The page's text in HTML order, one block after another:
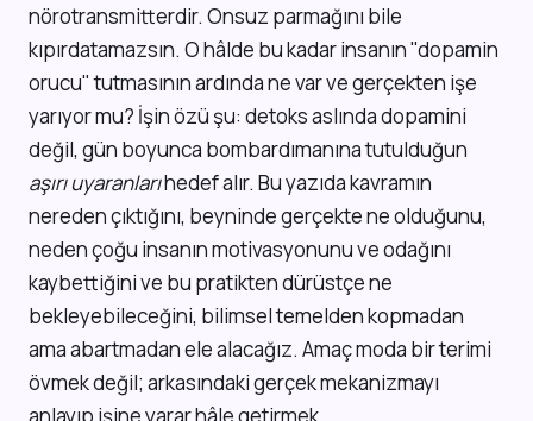
nörotransmitterdir. Onsuz parmağını bile
kıpırdatamazsın. O hâlde bu kadar insanın "dopamin
orucu" tutmasının ardında ne var ve gerçekten işe
yarıyor mu? İşin özü şu: detoks aslında dopamini
değil, gün boyunca bombardımanına tutulduğun
aşırı uyaranlarıhedef alır. Bu yazıda kavramın
nereden çıktığını, beyninde gerçekte ne olduğunu,
neden çoğu insanın motivasyonunu ve odağını
kaybettiğini ve bu pratikten dürüstçe ne
bekleyebileceğini, bilimsel temelden kopmadan
ama abartmadan ele alacağız. Amaç moda bir terimi
övmek değil; arkasındaki gerçek mekanizmayı
anlayıp işine yarar hâle getirmek.